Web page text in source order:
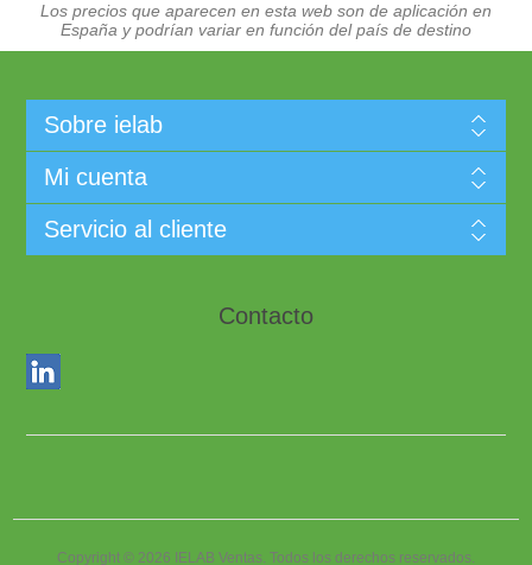
Los precios que aparecen en esta web son de aplicación en
España y podrían variar en función del país de destino
Sobre ielab
Mi cuenta
Servicio al cliente
Contacto
Copyright © 2026 IELAB Ventas. Todos los derechos reservados.